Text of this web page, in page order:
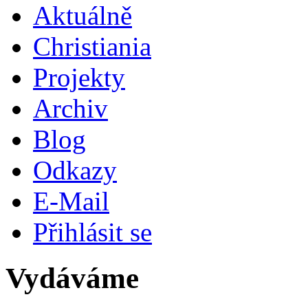
Aktuálně
Christiania
Projekty
Archiv
Blog
Odkazy
E-Mail
Přihlásit se
Vydáváme